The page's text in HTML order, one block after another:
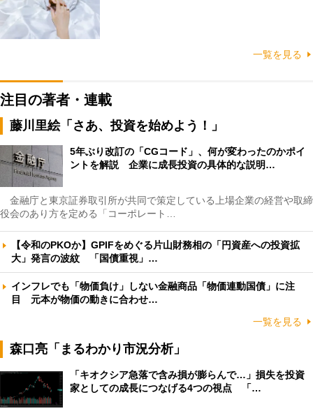
一覧を見る
注目の著者・連載
藤川里絵「さあ、投資を始めよう！」
5年ぶり改訂の「CGコード」、何が変わったのかポイ
ントを解説 企業に成長投資の具体的な説明…
金融庁と東京証券取引所が共同で策定している上場企業の経営や取締
役会のあり方を定める「コーポレート…
【令和のPKOか】GPIFをめぐる片山財務相の「円資産への投資拡
大」発言の波紋 「国債重視」…
インフレでも「物価負け」しない金融商品「物価連動国債」に注
目 元本が物価の動きに合わせ…
一覧を見る
森口亮「まるわかり市況分析」
「キオクシア急落で含み損が膨らんで…」損失を投資
家としての成長につなげる4つの視点 「…